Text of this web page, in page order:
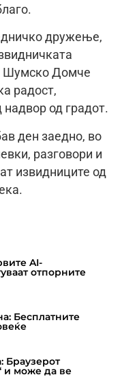
дружење,
Шумско Домче
радост,
надвор од градот.
ден заедно, во
разговори и
извидниците од
AI-
отпорните
Бесплатните
Браузерот
и може да ве